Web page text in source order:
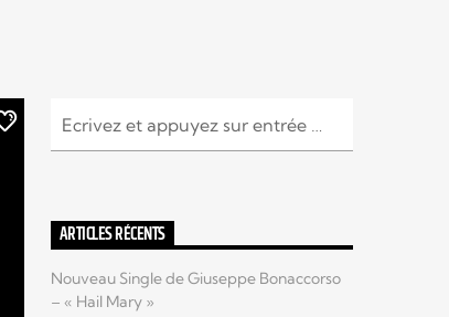
ARTICLES RÉCENTS
Nouveau Single de Giuseppe Bonaccorso
– « Hail Mary »